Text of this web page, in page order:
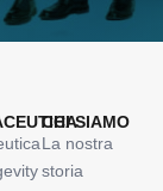
CHI SIAMO
La nostra
storia